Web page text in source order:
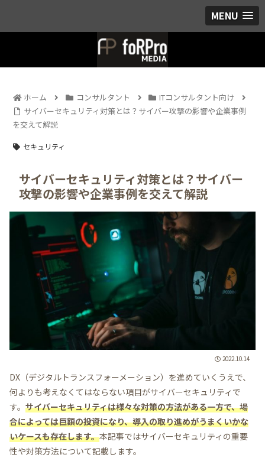
MENU
ホーム コンサルタント
ITコンサルタント向け
サイバーセキュリティ対策とは？サイバー攻撃の影響や企業事例
を交えて解説
セキュリティ
サイバーセキュリティ対策とは？サイバー
攻撃の影響や企業事例を交えて解説
2022.10.14
DX（デジタルトランスフォーメーション）を進めていくうえで、
何よりも考えなくてはならない項目がサイバーセキュリティで
す。 サイバーセキュリティは様々な対策の方法がある一方で、場
合によっては巨額の投資になり、導入の取り進めがうまくいかな
いケースも存在します。本記事ではサイバーセキュリティの重要
性や対策方法について記載します。